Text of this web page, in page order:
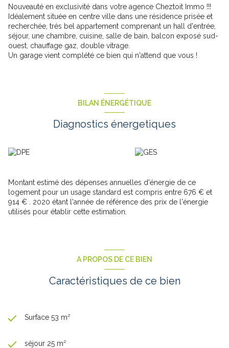
Nouveauté en exclusivité dans votre agence Cheztoit Immo !!!
Idéalement située en centre ville dans une résidence prisée et
recherchée, trés bel appartement comprenant un hall d'entrée,
séjour, une chambre, cuisine, salle de bain, balcon exposé sud-
ouest, chauffage gaz, double vitrage.
Un garage vient complété ce bien qui n'attend que vous !
BILAN ÉNERGÉTIQUE
Diagnostics énergetiques
Montant estimé des dépenses annuelles d'énergie de ce
logement pour un usage standard est compris entre 676 € et
914 € . 2020 étant l'année de référence des prix de l'énergie
utilisés pour établir cette estimation.
A PROPOS DE CE BIEN
Caractéristiques de ce bien
Surface 53 m²
séjour 25 m²